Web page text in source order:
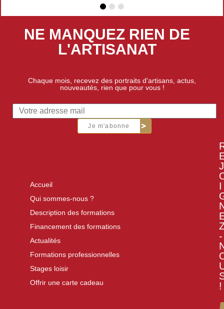
NE MANQUEZ RIEN DE
L'ARTISANAT
Chaque mois, recevez des portraits d'artisans, actus,
nouveautés, rien que pour vous !
Je m'abonne
Accueil
Qui sommes-nous ?
Description des formations
Financement des formations
Actualités
Formations professionnelles
Stages loisir
Offrir une carte cadeau
J
I
-
!